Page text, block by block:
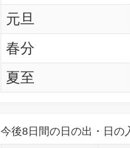
元旦
春分
夏至
今後8日間の日の出・日の